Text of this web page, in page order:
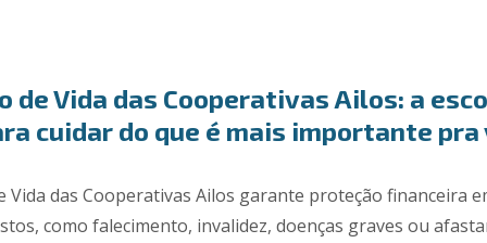
de Vida das Cooperativas Ailos: a
cuidar do que é mais importante pra
Vida das Cooperativas Ailos garante proteção financeira
como falecimento, invalidez, doenças graves ou